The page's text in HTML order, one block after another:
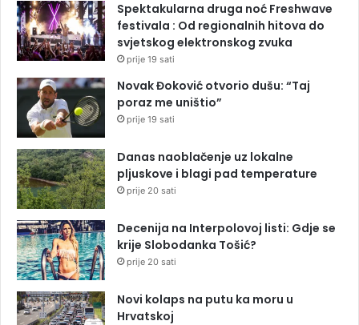
Spektakularna druga noć Freshwave
festivala : Od regionalnih hitova do
svjetskog elektronskog zvuka
prije 19 sati
Novak Đoković otvorio dušu: “Taj
poraz me uništio”
prije 19 sati
Danas naoblačenje uz lokalne
pljuskove i blagi pad temperature
prije 20 sati
Decenija na Interpolovoj listi: Gdje se
krije Slobodanka Tošić?
prije 20 sati
Novi kolaps na putu ka moru u
Hrvatskoj